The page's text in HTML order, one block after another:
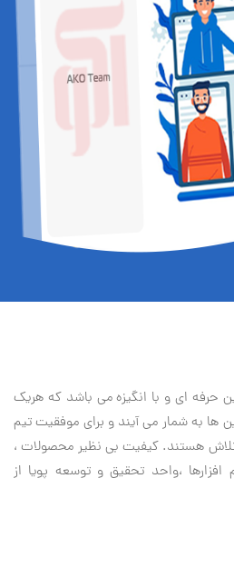
ای و با انگیزه می باشد که هریک
ها به شمار می آیند و برای موفقیت تيم
هستند. کیفیت بی نظير محصولات ،
افزارها ،واحد تحقیق و توسعه پویا از